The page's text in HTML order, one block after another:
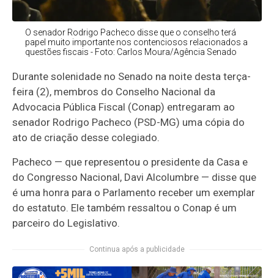
O senador Rodrigo Pacheco disse que o conselho terá
papel muito importante nos contenciosos relacionados a
questões fiscais - Foto: Carlos Moura/Agência Senado
Durante solenidade no Senado na noite desta terça-
feira (2), membros do Conselho Nacional da
Advocacia Pública Fiscal (Conap) entregaram ao
senador Rodrigo Pacheco (PSD-MG) uma cópia do
ato de criação desse colegiado.
Pacheco — que representou o presidente da Casa e
do Congresso Nacional, Davi Alcolumbre — disse que
é uma honra para o Parlamento receber um exemplar
do estatuto. Ele também ressaltou o Conap é um
parceiro do Legislativo.
Continua após a publicidade